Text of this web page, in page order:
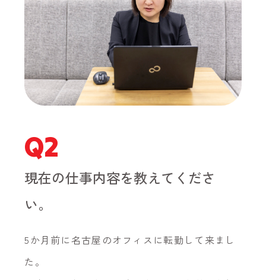
Q2
現在の仕事内容を教えてくださ
い。
5か月前に名古屋のオフィスに転勤して来まし
た。